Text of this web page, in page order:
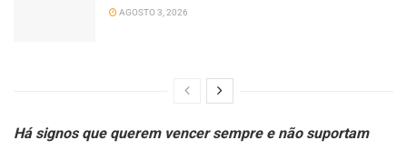
AGOSTO 3, 2026
Há signos que querem vencer sempre e não suportam